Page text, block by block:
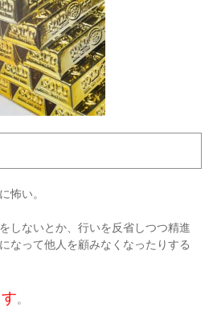
怖い。
しないとか、行いを反省しつつ精進
なって他人を顧みなくなったりする
。